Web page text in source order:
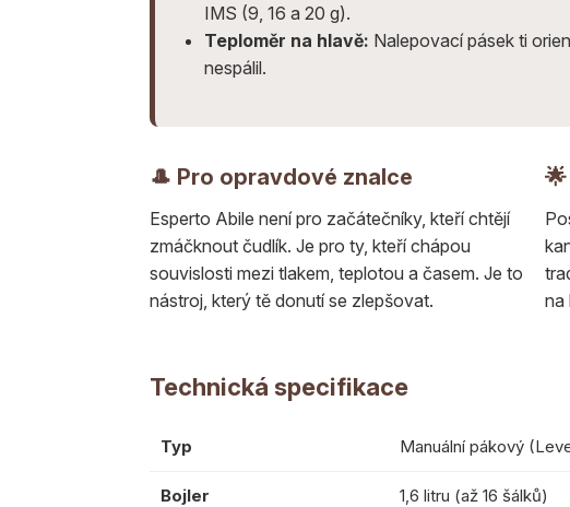
IMS (9, 16 a 20 g).
Teploměr na hlavě: Nalepovací pásek ti
nespálil.
🎩 Pro opravdové znalce
Esperto Abile není pro začátečníky, kteří chtějí
zmáčknout čudlík. Je pro ty, kteří chápou
souvislosti mezi tlakem, teplotou a časem. Je to
nástroj, který tě donutí se zlepšovat.
na
Technická specifikace
Typ Manuální pákový
Bojler 1,6 litru (až 16 šálků)